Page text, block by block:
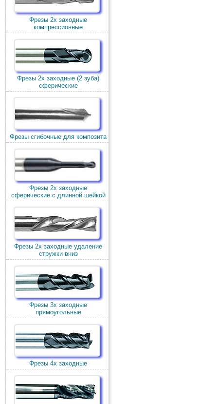
Фрезы 2х заходные
компрессионные
Фрезы 2х заходные (2 зуба)
сферические
Фрезы сгибочные для композита
Фрезы 2х заходные
сферические с длинной шейкой
Фрезы 2х заходные удаление
стружки вниз
Фрезы 3х заходные
прямоугольные
Фрезы 4х заходные